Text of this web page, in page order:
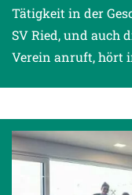
Tätigkeit in der
SV Ried, und auch
Verein anruft, hört